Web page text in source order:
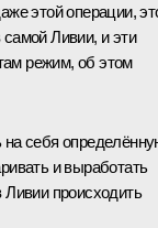
этой операции,
самой Ливии, и эти
режим, об этом
на себя
и выработать
Ливии происходить